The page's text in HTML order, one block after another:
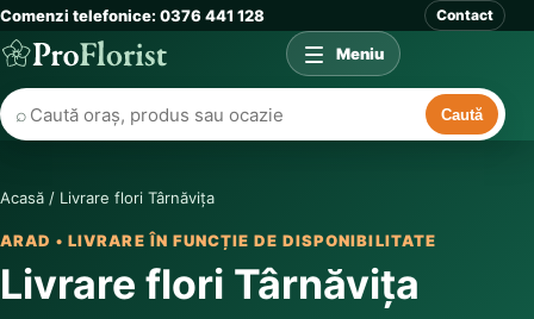
Comenzi telefonice: 0376 441 128 Contact
⌕ Caută
Meniu
Acasă / Livrare flori Târnăvița
ARAD • LIVRARE ÎN FUNCȚIE DE DISPONIBILITATE
Livrare flori Târnăvița